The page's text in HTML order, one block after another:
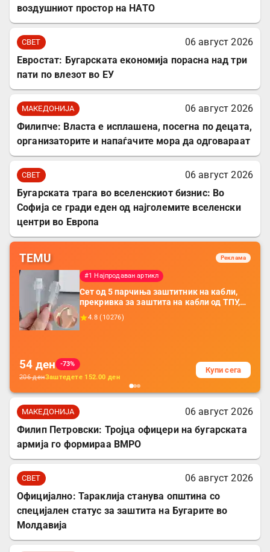
воздушниот простор на НАТО
СВЕТ
06 август 2026
Евростат: Бугарската економија порасна над три
пати по влезот во ЕУ
МАКЕДОНИЈА
06 август 2026
Филипче: Власта е исплашена, посегна по децата,
организаторите и напаѓачите мора да одговараат
СВЕТ
06 август 2026
Бугарската трага во вселенскиот бизнис: Во
Софија се гради еден од најголемите вселенски
центри во Европа
TEMU Реклама
#1 Најпродаван артикл
Сет од 5 парчиња заштитник на кабли,
прекривка за заштита на кабли од ТПУ,
додатоци за заштита на кабли, без
батерија, за мобилни телефони, комплет
4.8 (10276)
54 ден
-73%
206денЗаштедете 152.00 ден
Купи сега
МАКЕДОНИЈА
06 август 2026
Филип Петровски: Тројца офицери на бугарската
армија го формираа ВМРО
СВЕТ
06 август 2026
Официјално: Тараклија станува општина со
специјален статус за заштита на Бугарите во
Молдавија